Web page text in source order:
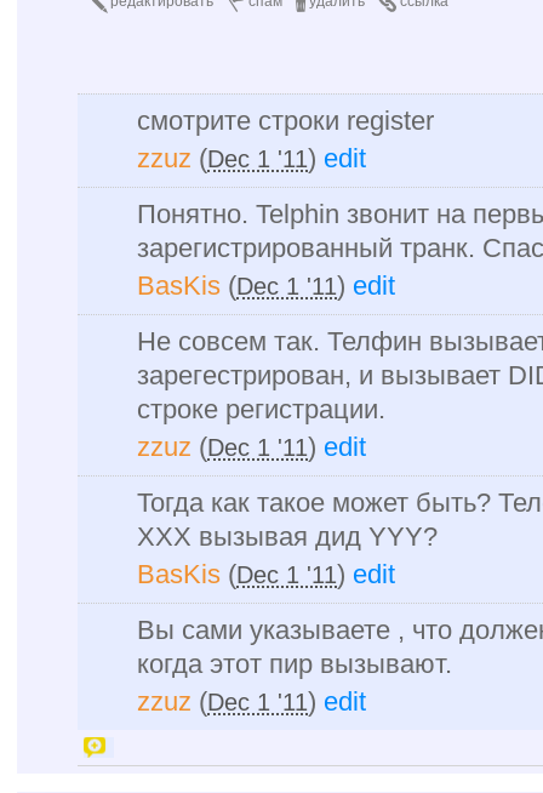
смотрите строки register
zzuz (Dec 1 '11) edit
Понятно. Telphin звонит на
зарегистрированный транк.
BasKis (Dec 1 '11) edit
Не совсем так. Телфин
зарегестрирован, и вызывает
строке регистрации.
zzuz (Dec 1 '11) edit
Тогда как такое может быть?
ХХХ вызывая дид YYY?
BasKis (Dec 1 '11) edit
Вы сами указываете , что
когда этот пир вызывают.
zzuz (Dec 1 '11) edit